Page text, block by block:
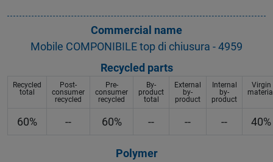
Commercial name
Mobile COMPONIBILE top di chiusura - 4959
Recycled parts
Recycled
total
Post-
consumer
recycled
Pre-
consumer
recycled
By-
product
total
External
by-
product
Internal
by-
product
Virgin
60% -- 60% -- -- -- 40%
Polymer